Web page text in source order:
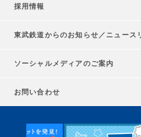
採用情報
東武鉄道からのお知らせ／ ニュース
ソーシャルメディアのご案内
お問い合わせ